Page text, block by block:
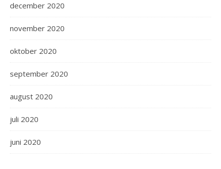
december 2020
november 2020
oktober 2020
september 2020
august 2020
juli 2020
juni 2020